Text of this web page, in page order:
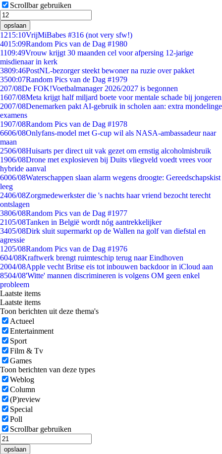
Scrollbar gebruiken
opslaan
1215:10VrijMiBabes #316 (not very sfw!)
4015:09Random Pics van de Dag #1980
1109:49Vrouw krijgt 30 maanden cel voor afpersing 12-jarige
misdienaar in kerk
3809:46PostNL-bezorger steekt bewoner na ruzie over pakket
3500:07Random Pics van de Dag #1979
207/08De FOK!Voetbalmanager 2026/2027 is begonnen
1607/08Meta krijgt half miljard boete voor mentale schade bij jongeren
2007/08Denemarken pakt AI-gebruik in scholen aan: extra mondelinge
examens
1907/08Random Pics van de Dag #1978
6606/08Onlyfans-model met G-cup wil als NASA-ambassadeur naar
maan
2506/08Huisarts per direct uit vak gezet om ernstig alcoholmisbruik
1906/08Drone met explosieven bij Duits vliegveld voedt vrees voor
hybride aanval
6006/08Waterschappen slaan alarm wegens droogte: Gereedschapskist
leeg
2406/08Zorgmedewerkster die 's nachts haar vriend bezocht terecht
ontslagen
3806/08Random Pics van de Dag #1977
2105/08Tanken in België wordt nóg aantrekkelijker
3405/08Dirk sluit supermarkt op de Wallen na golf van diefstal en
agressie
1205/08Random Pics van de Dag #1976
604/08Kraftwerk brengt ruimteschip terug naar Eindhoven
2004/08Apple vecht Britse eis tot inbouwen backdoor in iCloud aan
8504/08'Witte' mannen discrimineren is volgens OM geen enkel
probleem
Laatste items
Laatste items
Toon berichten uit deze thema's
Actueel
Entertainment
Sport
Film & Tv
Games
Toon berichten van deze types
Weblog
Column
(P)review
Special
Poll
Scrollbar gebruiken
opslaan